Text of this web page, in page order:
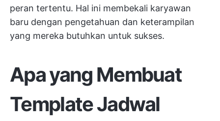
peran tertentu. Hal ini membekali karyawan
baru dengan pengetahuan dan keterampilan
yang mereka butuhkan untuk sukses.
Apa yang Membuat
Template Jadwal